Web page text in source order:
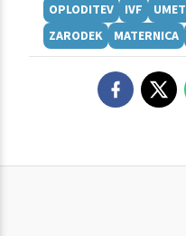
OPLODITEV
IVF
ZARODEK
MATERNICA